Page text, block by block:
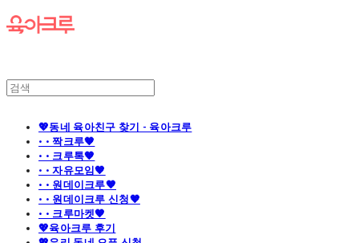
💖동네 육아친구 찾기 - 육아크루
· · 짝크루🧡
· · 크루톡🧡
· · 자유모임🧡
· · 원데이크루🧡
· · 원데이크루 신청🧡
· · 크루마켓🧡
💖육아크루 후기